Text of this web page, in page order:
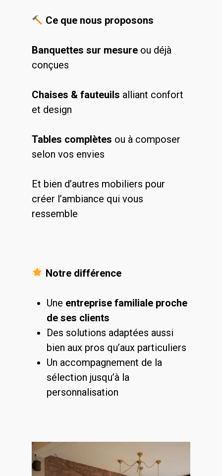
Ce que nous proposons
Banquettes sur mesure ou déjà
conçues
Chaises & fauteuils alliant confort
et design
Tables complètes ou à composer
selon vos envies
Et bien d’autres mobiliers pour
créer l’ambiance qui vous
ressemble
Notre différence
Une entreprise familiale proche
de ses clients
Des solutions adaptées aussi
bien aux pros qu’aux particuliers
Un accompagnement de la
sélection jusqu’à la
personnalisation